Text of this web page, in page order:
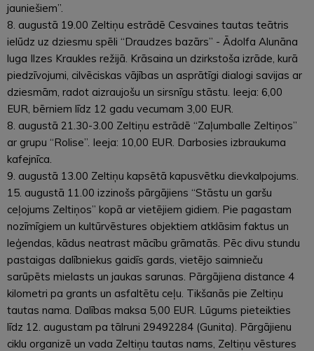
jauniešiem”.
8. augustā 19.00 Zeltiņu estrādē Cesvaines tautas teātris
ielūdz uz dziesmu spēli “Draudzes bazārs” - Ādolfa Alunāna
luga Ilzes Kraukles režijā. Krāsaina un dzirkstoša izrāde, kurā
piedzīvojumi, cilvēciskas vājības un asprātīgi dialogi savijas ar
dziesmām, radot aizraujošu un sirsnīgu stāstu. Ieeja: 6,00
EUR, bērniem līdz 12 gadu vecumam 3,00 EUR.
8. augustā 21.30-3.00 Zeltiņu estrādē “Zaļumballe Zeltiņos”
ar grupu “Rolise”. Ieeja: 10,00 EUR. Darbosies izbraukuma
kafejnīca.
9. augustā 13.00 Zeltiņu kapsētā kapusvētku dievkalpojums.
15. augustā 11.00 izzinošs pārgājiens “Stāstu un garšu
ceļojums Zeltiņos” kopā ar vietējiem gidiem. Pie pagastam
nozīmīgiem un kultūrvēstures objektiem atklāsim faktus un
leģendas, kādus neatrast mācību grāmatās. Pēc divu stundu
pastaigas dalībniekus gaidīs gards, vietējo saimnieču
sarūpēts mielasts un jaukas sarunas. Pārgājiena distance 4
kilometri pa grants un asfaltētu ceļu. Tikšanās pie Zeltiņu
tautas nama. Dalības maksa 5,00 EUR. Lūgums pieteikties
līdz 12. augustam pa tālruni 29492284 (Gunita). Pārgājienu
ciklu organizē un vada Zeltiņu tautas nams, Zeltiņu vēstures